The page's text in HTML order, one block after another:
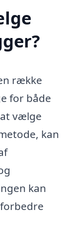
række
for både
vælge
kan
kan